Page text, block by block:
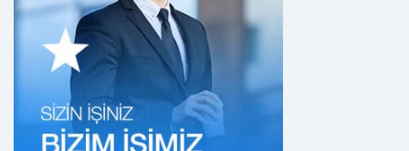
Danışmanlık Hizmetleri A.Ş.; kişisel veri sahiplerinin
temel haklarını ve kendi meşru menfaatlerini
dikkate alarak işlediği kişisel verilerin doğru ve
güncel olmasını sağlamakla ve bu doğrultuda
gerekli tedbirleri almak için gerekli sistemleri
kurmakla yükümlüdür.
3. Belirli, Açık ve Meşru Amaçlarla İşleme